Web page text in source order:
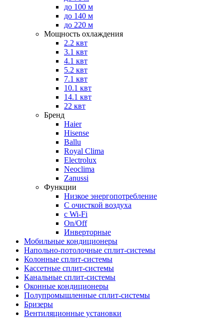
до 100 м
до 140 м
до 220 м
Мощность охлаждения
2.2 квт
3.1 квт
4.1 квт
5.2 квт
7.1 квт
10.1 квт
14.1 квт
22 квт
Бренд
Haier
Hisense
Ballu
Royal Clima
Electrolux
Neoclima
Zanussi
Функции
Низкое энергопотребление
С очисткой воздуха
с Wi-Fi
On/Off
Инверторные
Мобильные кондиционеры
Напольно-потолоч​ные ​сплит-системы
Колонные ​​сплит-системы
Кассетные сплит-системы
Канальные сплит-системы
Оконные кондиционеры
Полупромышленные сплит-системы
Бризеры
Вентиляционные установки